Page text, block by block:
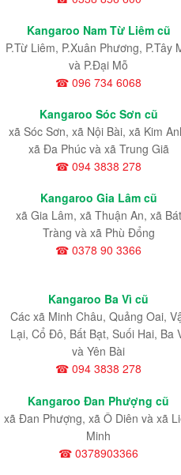
Kangaroo Nam Từ Liêm cũ
P.Từ Liêm, P.Xuân Phương, P.Tây
và P.Đại Mỗ
☎ 096 734 6068
Kangaroo Sóc Sơn cũ
xã Sóc Sơn, xã Nội Bài, xã Kim
xã Đa Phúc và xã Trung Giã
☎ 094 3838 278
Kangaroo Gia Lâm cũ
xã Gia Lâm, xã Thuận An, xã Bát
Tràng và xã Phù Đổng
☎ 0378 90 3366
Kangaroo Ba Vì cũ
Các xã Minh Châu, Quảng Oai,
Lại, Cổ Đô, Bất Bạt, Suối Hai, Ba
và Yên Bài
☎ 094 3838 278
Kangaroo Đan Phượng cũ
xã Đan Phượng, xã Ô Diên và xã
Minh
☎ 0378903366